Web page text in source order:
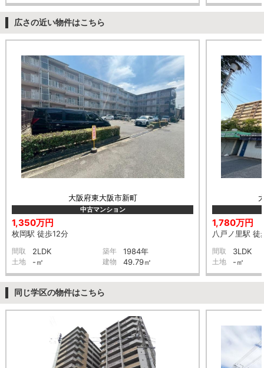
広さの近い物件はこちら
大阪府東大阪市新町
中古マンション
1,350万円
枚岡駅 徒歩12分
間取 2LDK 築年 1984年
土地 -㎡ 建物 49.79㎡
1,780万円
八戸ノ里駅 徒
間取 3LDK
土地 -㎡
同じ学区の物件はこちら